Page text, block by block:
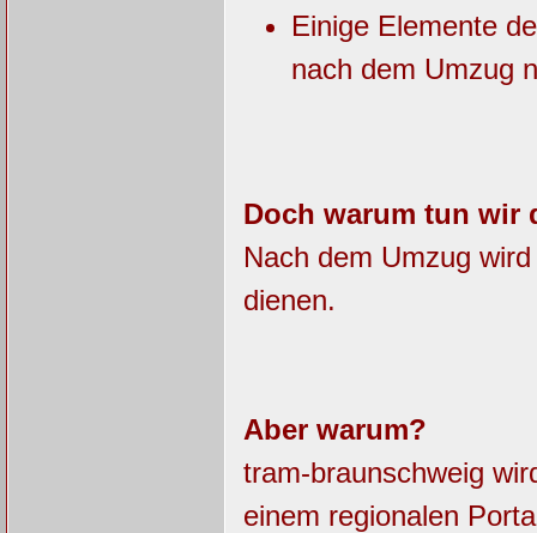
Einige Elemente
nach dem Umzug
Doch warum tun wir
Nach dem Umzug
dienen.
Aber warum?
tram-braunschweig
einem regionalen